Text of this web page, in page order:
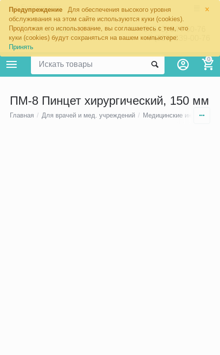
×
Предупреждение
Для обеспечения высокого уровня
обслуживания на этом сайте используются куки (cookies).
Продолжая его использование, вы соглашаетесь с тем, что
куки (cookies) будут сохраняться на вашем компьютере:
Принять
Екатеринбург
8 (343) 344-60-76
+7 (967) 639-00-76
0
ПМ-8 Пинцет хирургический, 150 мм
Главная / Для врачей и мед. учреждений / Медицинские